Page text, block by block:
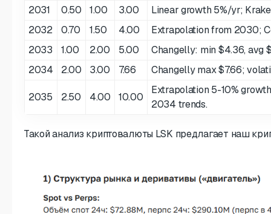
2031
0.50 1.00 3.00
Linear growth 5%/yr;
2032
0.70 1.50 4.00
Extrapolation from 2030;
2033
1.00 2.00 5.00
Changelly: min $4.36, avg
2034
2.00 3.00 7.66 Changelly max $7.66;
2035 2.50 4.00 10.00
Extrapolation 5-10%
2034 trends.
Такой анализ криптовалюты LSK предлагает наш